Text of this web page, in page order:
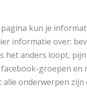
pagina kun je
informatie over:
het anders loopt,
groepen en
alle onderwerpen